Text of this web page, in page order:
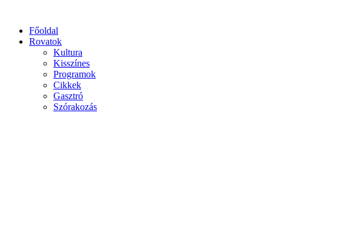
Főoldal
Rovatok
Kultura
Kisszínes
Programok
Cikkek
Gasztró
Szórakozás